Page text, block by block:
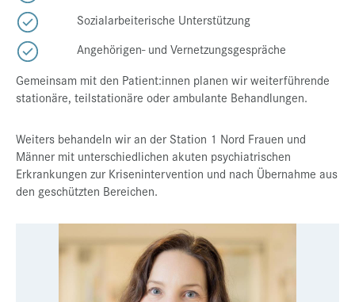
Sozialarbeiterische Unterstützung
Angehörigen- und Vernetzungsgespräche
Gemeinsam mit den Patient:innen planen wir weiterführende
stationäre, teilstationäre oder ambulante Behandlungen.
Weiters behandeln wir an der Station 1 Nord Frauen und
Männer mit unterschiedlichen akuten psychiatrischen
Erkrankungen zur Krisenintervention und nach Übernahme aus
den geschützten Bereichen.